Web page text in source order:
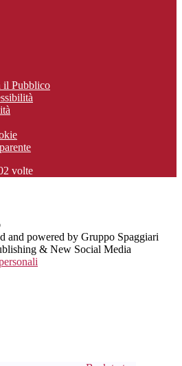
il Pubblico
volte
and powered by Gruppo Spaggiari
& New Social Media